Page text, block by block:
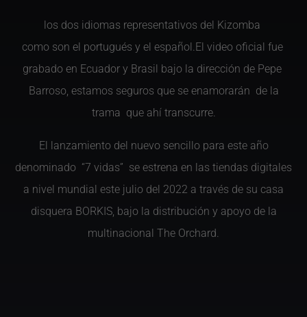
los dos idiomas representativos del Kizomba
como son el portugués y el español.El video oficial fue
grabado en Ecuador y Brasil bajo la dirección de Pepe
Barroso, estamos seguros que se enamorarán de la
trama que ahí transcurre.
El lanzamiento del nuevo sencillo para este año
denominado “7 vidas” se estrena en las tiendas digitales
a nivel mundial este julio del 2022 a través de su casa
disquera BORKIS, bajo la distribución y apoyo de la
multinacional The Orchard.